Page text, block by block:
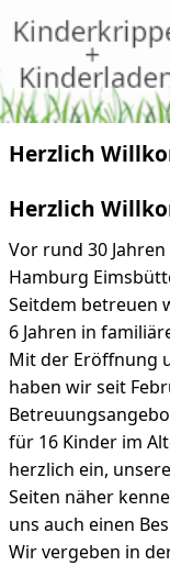
Herzlich
Herzlich
Vor rund 30
Hamburg
Seitdem betreuen
6 Jahren in
Mit der Eröffnung
haben wir seit
für 16 Kinder im
herzlich ein,
Seiten näher
uns auch einen
Wir vergeben in